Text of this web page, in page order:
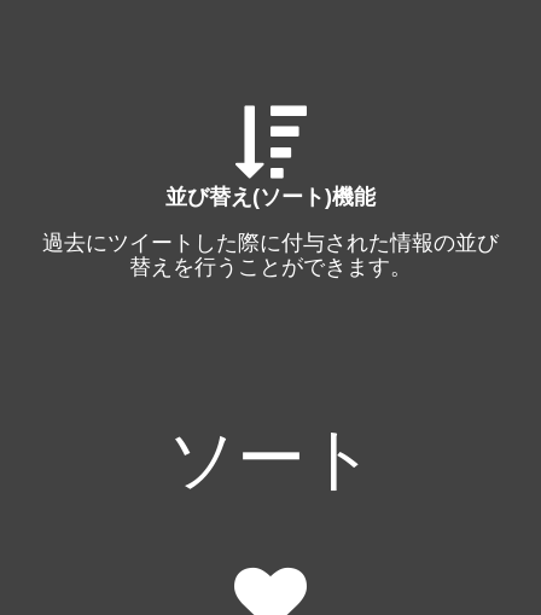
並び替え(ソート)機能
過去にツイートした際に付与された情報の並び
替えを行うことができます。
ソート